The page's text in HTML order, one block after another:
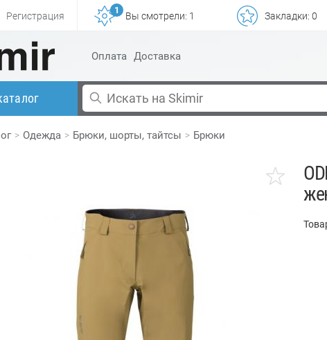
Регистрация
1
Вы смотрели: 1 Закладки: 0
Оплата Доставка
Одежда Брюки, шорты, тайтсы Брюки